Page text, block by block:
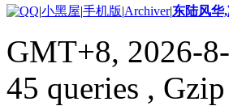
|小黑屋|手机版|Archiver|东陆风华
GMT+8, 2026-
45 queries ,